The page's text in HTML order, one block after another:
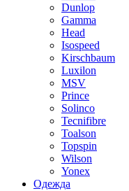
Dunlop
Gamma
Head
Isospeed
Kirschbaum
Luxilon
MSV
Prince
Solinco
Tecnifibre
Toalson
Topspin
Wilson
Yonex
Одежда